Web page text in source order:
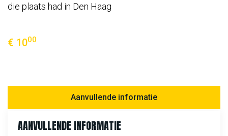
€ 1000
die plaats had in Den Haag
Aanvullende informatie
AANVULLENDE INFORMATIE